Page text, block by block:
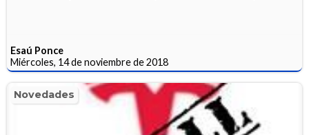
Esaú Ponce
Miércoles, 14 de noviembre de 2018
Novedades